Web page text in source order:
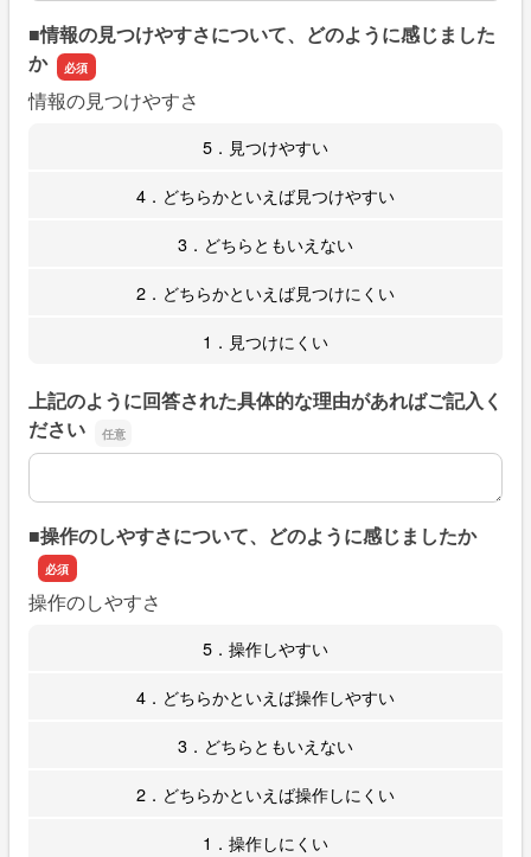
■情報の見つけやすさについて、どのように感じました
か
情報の見つけやすさ
5．見つけやすい
4．どちらかといえば見つけやすい
3．どちらともいえない
2．どちらかといえば見つけにくい
1．見つけにくい
上記のように回答された具体的な理由があればご記入く
ださい
上記のように回答された具体的な理由があればご記入くだ
■操作のしやすさについて、どのように感じましたか
操作のしやすさ
5．操作しやすい
4．どちらかといえば操作しやすい
3．どちらともいえない
2．どちらかといえば操作しにくい
1．操作しにくい